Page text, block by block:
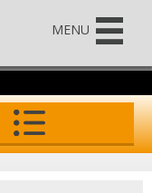
MENU